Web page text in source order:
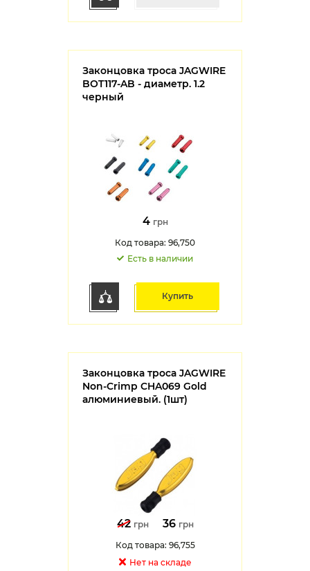
Законцовка троса JAGWIRE
BOT117-AB - диаметр. 1.2
черный
4 грн
Код товара: 96,750
Есть в наличии
Купить
Законцовка троса JAGWIRE
Non-Crimp CHA069 Gold
алюминиевый. (1шт)
42 грн 36 грн
Код товара: 96,755
Нет на cкладе